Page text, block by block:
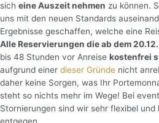
sich eine Auszeit nehmen zu können.
uns mit den neuen Standards
Ergebnisse geschaffen, welche eine
Alle Reservierungen die ab dem
bis 48 Stunden vor Anreise kostenfrei
aufgrund einer dieser Gründe nicht
daher keine Sorgen, was Ihr
steht so nichts mehr im Wege! Bei
Stornierungen sind wir sehr flexibel und